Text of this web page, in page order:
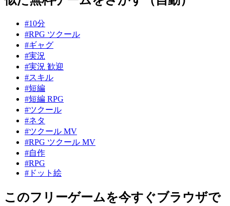
#10分
#RPG ツクール
#ギャグ
#実況
#実況 歓迎
#スキル
#短編
#短編 RPG
#ツクール
#ネタ
#ツクール MV
#RPG ツクール MV
#自作
#RPG
#ドット絵
このフリーゲームを今すぐブラウザで